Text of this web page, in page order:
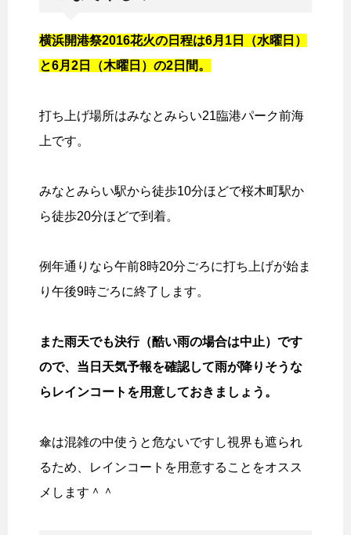
横浜開港祭2016花火の日程は6月1日（水曜日）
と6月2日（木曜日）の2日間。
打ち上げ場所はみなとみらい21臨港パーク前海
上です。
みなとみらい駅から徒歩10分ほどで桜木町駅か
ら徒歩20分ほどで到着。
例年通りなら午前8時20分ごろに打ち上げが始ま
り午後9時ごろに終了します。
また雨天でも決行（酷い雨の場合は中止）です
ので、当日天気予報を確認して雨が降りそうな
らレインコートを用意しておきましょう。
傘は混雑の中使うと危ないですし視界も遮られ
るため、レインコートを用意することをオスス
メします＾＾